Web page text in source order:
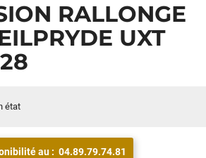
RALLONGE
UXT
état
au : 04.89.79.74.81